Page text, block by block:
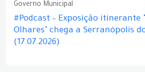
Governo Municipal
#Podcast – Exposição itinerante
Olhares" chega a Serranópolis
(17.07.2026)